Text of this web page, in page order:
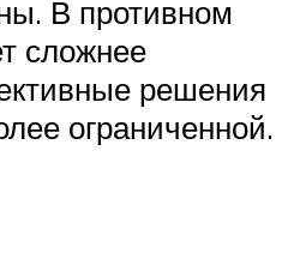
В противном
сложнее
решения
ограниченной.